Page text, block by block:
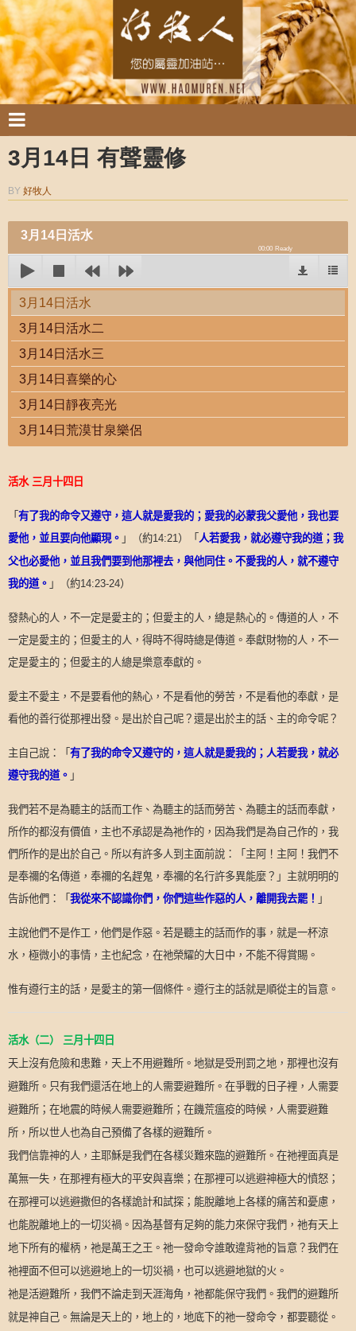
3月14日 有聲靈修
BY 好牧人
3月14日活水
00:00 Ready
3月14日活水
3月14日活水二
3月14日活水三
3月14日喜樂的心
3月14日靜夜亮光
3月14日荒漠甘泉樂侶
活水 三月十四日
「有了我的命令又遵守，這人就是愛我的；愛我的必蒙我父愛他，我也要
愛他，並且要向他顯現。 」（約14:21）「人若愛我，就必遵守我的道；我
父也必愛他，並且我們要到他那裡去，與他同住。不愛我的人，就不遵守
我的道。 」（約14:23-24）
發熱心的人，不一定是愛主的；但愛主的人，總是熱心的。傳道的人，不
一定是愛主的；但愛主的人，得時不得時總是傳道。奉獻財物的人，不一
定是愛主的；但愛主的人總是樂意奉獻的。
愛主不愛主，不是要看他的熱心，不是看他的勞苦，不是看他的奉獻，是
看他的善行從那裡出發。是出於自己呢？還是出於主的話、主的命令呢？
主自己說：「有了我的命令又遵守的，這人就是愛我的；人若愛我，就必
遵守我的道。 」
我們若不是為聽主的話而工作、為聽主的話而勞苦、為聽主的話而奉獻，
所作的都沒有價值，主也不承認是為祂作的，因為我們是為自己作的，我
們所作的是出於自己。所以有許多人到主面前說：「主阿！主阿！我們不
是奉禰的名傳道，奉禰的名趕鬼，奉禰的名行許多異能麼？」主就明明的
告訴他們：「我從來不認識你們，你們這些作惡的人，離開我去罷！ 」
主說他們不是作工，他們是作惡。若是聽主的話而作的事，就是一杯涼
水，極微小的事情，主也紀念，在祂榮耀的大日中，不能不得賞賜。
惟有遵行主的話，是愛主的第一個條件。遵行主的話就是順從主的旨意。
活水（二）
三月十四日
天上沒有危險和患難，天上不用避難所。地獄是受刑罰之地，那裡也沒有
避難所。只有我們還活在地上的人需要避難所。在爭戰的日子裡，人需要
避難所；在地震的時候人需要避難所；在饑荒瘟疫的時候，人需要避難
所，所以世人也為自己預備了各樣的避難所。
我們信靠神的人，主耶穌是我們在各樣災難來臨的避難所。在祂裡面真是
萬無一失，在那裡有極大的平安與喜樂；在那裡可以逃避神極大的憤怒；
在那裡可以逃避撒但的各樣詭計和試探；能脫離地上各樣的痛苦和憂慮，
也能脫離地上的一切災禍。因為基督有足夠的能力來保守我們，祂有天上
地下所有的權柄，祂是萬王之王。祂一發命令誰敢違背祂的旨意？我們在
祂裡面不但可以逃避地上的一切災禍，也可以逃避地獄的火。
祂是活避難所，我們不論走到天涯海角，祂都能保守我們。我們的避難所
就是神自己。無論是天上的，地上的，地底下的祂一發命令，都要聽從。